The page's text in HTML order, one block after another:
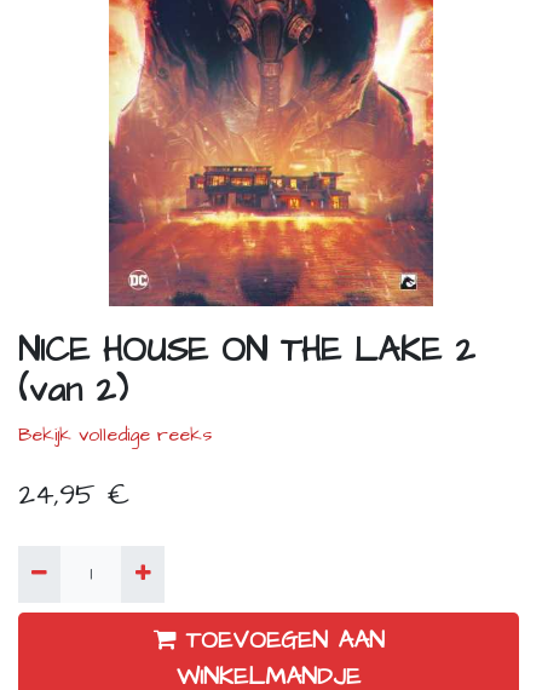
NICE HOUSE ON THE LAKE 2
(van 2)
Bekijk volledige reeks
24,95 €
TOEVOEGEN AAN
WINKELMANDJE